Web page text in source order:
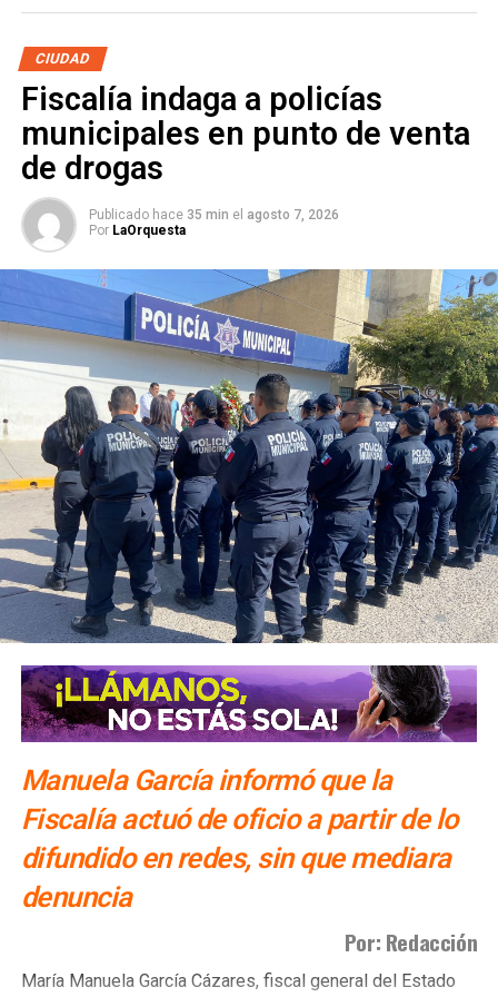
mayores.
ARTÍCULOS RELACIONADOS: SCT
SIGUIENTE
Condenan al youtuber que humilló a un mendigo a
pagarle 20.000 euros
NO TE PIERDAS
Ayuntamiento de Soledad se suma a la
conmemoración del Día Mundial Sin Tabaco
CIUDAD
Fiscalía indaga a policías
municipales en punto de venta
de drogas
Publicado hace 35 min el agosto 7, 2026
Por LaOrquesta
Manuela García informó que la
Fiscalía actuó de oficio a partir de lo
difundido en redes, sin que mediara
denuncia
Por: Redacción
María Manuela García Cázares, fiscal general del Estado